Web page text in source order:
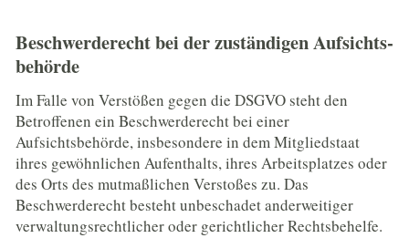
Beschwerde­recht bei der zuständigen Aufsichts­
behörde
Im Falle von Verstößen gegen die DSGVO steht den
Betroffenen ein Beschwerderecht bei einer
Aufsichtsbehörde, insbesondere in dem Mitgliedstaat
ihres gewöhnlichen Aufenthalts, ihres Arbeitsplatzes oder
des Orts des mutmaßlichen Verstoßes zu. Das
Beschwerderecht besteht unbeschadet anderweitiger
verwaltungsrechtlicher oder gerichtlicher Rechtsbehelfe.